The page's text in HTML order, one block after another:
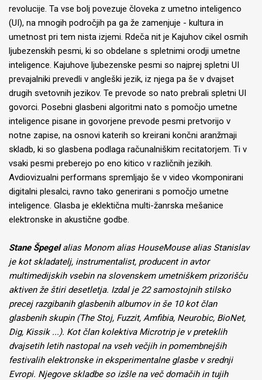
revolucije. Ta vse bolj povezuje človeka z umetno inteligenco
(UI), na mnogih področjih pa ga že zamenjuje - kultura in
umetnost pri tem nista izjemi. Rdeča nit je Kajuhov cikel osmih
ljubezenskih pesmi, ki so obdelane s spletnimi orodji umetne
inteligence. Kajuhove ljubezenske pesmi so najprej spletni UI
prevajalniki prevedli v angleški jezik, iz njega pa še v dvajset
drugih svetovnih jezikov. Te prevode so nato prebrali spletni UI
govorci. Posebni glasbeni algoritmi nato s pomočjo umetne
inteligence pisane in govorjene prevode pesmi pretvorijo v
notne zapise, na osnovi katerih so kreirani končni aranžmaji
skladb, ki so glasbena podlaga računalniškim recitatorjem. Ti v
vsaki pesmi preberejo po eno kitico v različnih jezikih.
Avdiovizualni performans spremljajo še v video vkomponirani
digitalni plesalci, ravno tako generirani s pomočjo umetne
inteligence. Glasba je eklektična multi-žanrska mešanice
elektronske in akustične godbe.
Stane Špegelalias Monom alias HouseMouse alias Stanislav
je kot skladatelj, instrumentalist, producent in avtor
multimedijskih vsebin na slovenskem umetniškem prizorišču
aktiven že štiri desetletja. Izdal je 22 samostojnih stilsko
precej razgibanih glasbenih albumov in še 10 kot član
glasbenih skupin (The Stoj, Fuzzit, Amfibia, Neurobic, BioNet,
Dig, Kissik ...). Kot član kolektiva Microtrip je v preteklih
dvajsetih letih nastopal na vseh večjih in pomembnejših
festivalih elektronske in eksperimentalne glasbe v srednji
Evropi. Njegove skladbe so izšle na več domačih in tujih